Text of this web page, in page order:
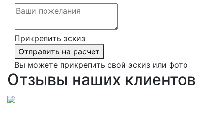
Прикрепить эскиз
Отправить на расчет
Вы можете прикрепить свой эскиз или фото
Отзывы наших клиентов